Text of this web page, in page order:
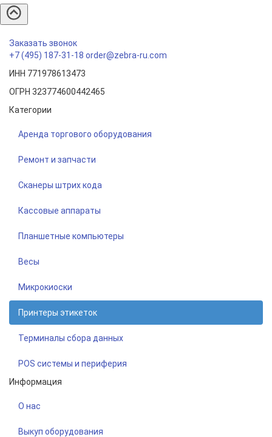
Заказать звонок
+7 (495) 187-31-18 order@zebra-ru.com
ИНН 771978613473
ОГРН 323774600442465
Категории
Аренда торгового оборудования
Ремонт и запчасти
Сканеры штрих кода
Кассовые аппараты
Планшетные компьютеры
Весы
Микрокиоски
Принтеры этикеток
Терминалы сбора данных
POS системы и периферия
Информация
О нас
Выкуп оборудования